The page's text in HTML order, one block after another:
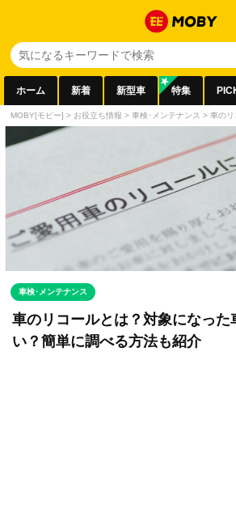
ホーム 新着 新型車 特集
MOBY[モビー] > お役立ち情報 > 車検･メンテナンス > 車の
車検･メンテナンス
車のリコールとは？対象になった
い？簡単に調べる方法も紹介